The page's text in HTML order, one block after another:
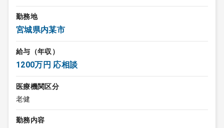
勤務地
宮城県内某市
給与（年収）
1200万円 応相談
医療機関区分
老健
勤務内容